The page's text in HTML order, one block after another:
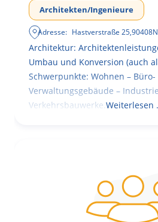
Architekten/Ingenieure
Adresse: Hastverstraße 25,90408
Architektur:
Umbau und Konversion (auch
Schwerpunkte: Wohnen –
Verwaltungsgebäude –
Verkehrsbauwerke. Weiterlesen